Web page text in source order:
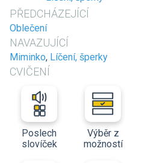
PŘEDCHÁZEJÍCÍ
Oblečení
NAVAZUJÍCÍ
Miminko, Líčení, šperky
CVIČENÍ
Poslech
slovíček
Výběr z
možností